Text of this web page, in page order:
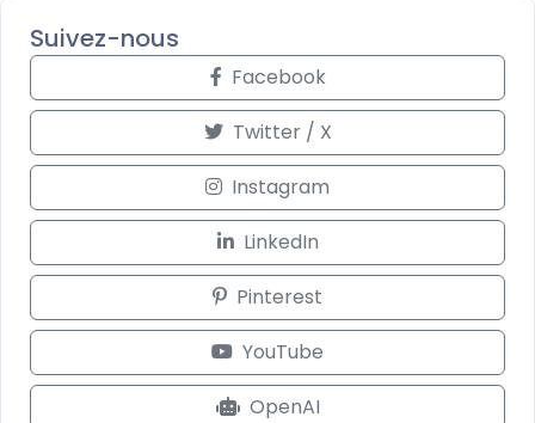
Suivez-nous
Facebook
Twitter / X
Instagram
LinkedIn
Pinterest
YouTube
OpenAI